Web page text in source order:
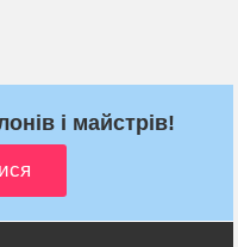
і майстрів!